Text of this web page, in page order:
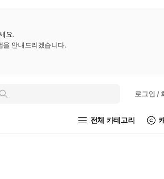
요.
을 안내드리겠습니다.
인
로그인 /
전체 카테고리